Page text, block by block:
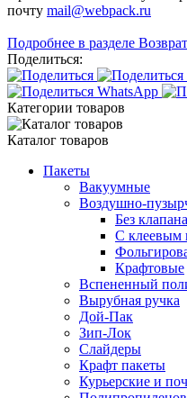
почту mail@webpack.ru
Подробнее в разделе Возврат
Поделиться:
Категории товаров
Каталог товаров
Пакеты
Вакуумные
Воздушно-
Без клапана
С клеевым
Крафтовые
Вспененный
Вырубная ручка
Дой-Пак
Зип-Лок
Слайдеры
Крафт пакеты
Курьерские и